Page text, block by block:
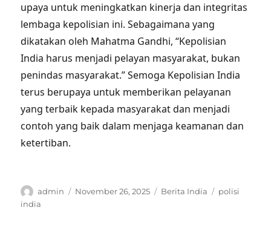
upaya untuk meningkatkan kinerja dan integritas
lembaga kepolisian ini. Sebagaimana yang
dikatakan oleh Mahatma Gandhi, “Kepolisian
India harus menjadi pelayan masyarakat, bukan
penindas masyarakat.” Semoga Kepolisian India
terus berupaya untuk memberikan pelayanan
yang terbaik kepada masyarakat dan menjadi
contoh yang baik dalam menjaga keamanan dan
ketertiban.
Author
admin
Posted
November 26, 2025 Categories
Berita India Tags
polisi
india